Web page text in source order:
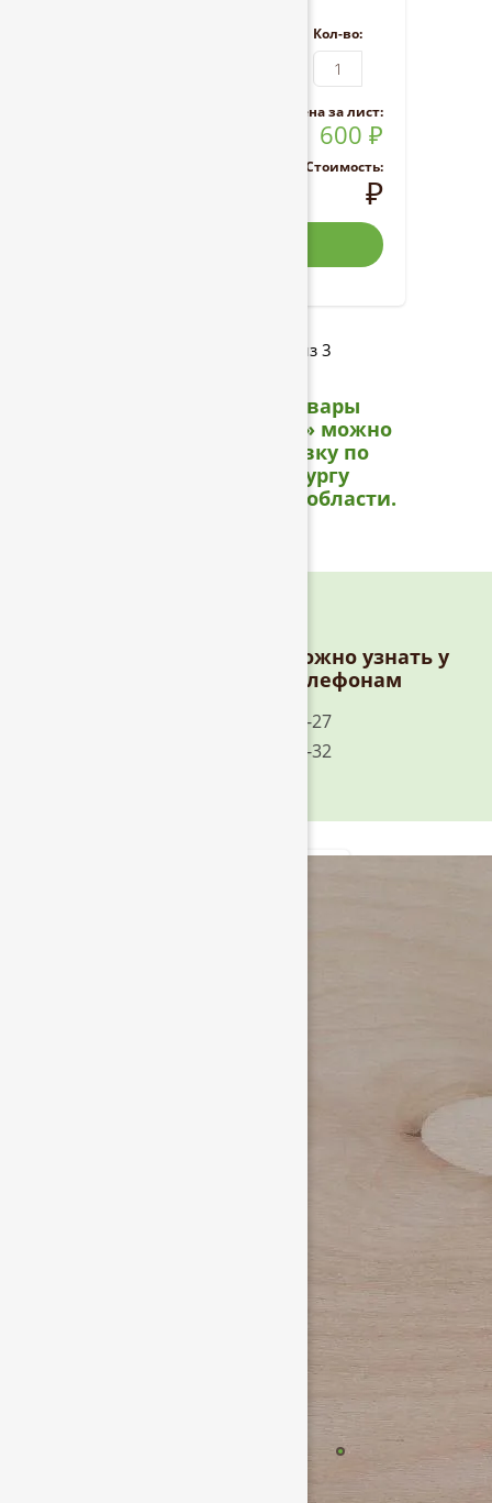
Кол-во:
Цена залист:
600 ₽
Стоимость:
₽
1 – 3 из 3
Приобретая товары
в ООО «ТД Ресурс» можно
заказать доставку по
Санкт-Петербургу
и Ленинградской области.
Стоимость доставки можно узнать у
менеджеров по телефонам
+7 (812) 324-79-27
+7 (921) 789-14-32